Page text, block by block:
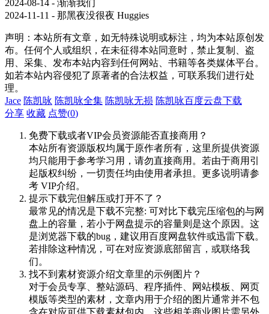
2024-08-14 - 渐渐我们
2024-11-11 - 那黑夜没很夜 Huggies
声明：本站所有文章，如无特殊说明或标注，均为本站原创发
布。任何个人或组织，在未征得本站同意时，禁止复制、盗
用、采集、发布本站内容到任何网站、书籍等各类媒体平台。
如若本站内容侵犯了原著者的合法权益，可联系我们进行处
理。
Jace 陈凯咏 陈凯咏全集 陈凯咏无损 陈凯咏百度云盘下载
分享 收藏 点赞(0)
免费下载或者VIP会员资源能否直接商用？
本站所有资源版权均属于原作者所有，这里所提供资源
均只能用于参考学习用，请勿直接商用。若由于商用引
起版权纠纷，一切责任均由使用者承担。更多说明请参
考 VIP介绍。
提示下载完但解压或打开不了？
最常见的情况是下载不完整: 可对比下载完压缩包的与网
盘上的容量，若小于网盘提示的容量则是这个原因。这
是浏览器下载的bug，建议用百度网盘软件或迅雷下载。
若排除这种情况，可在对应资源底部留言，或联络我
们。
找不到素材资源介绍文章里的示例图片？
对于会员专享、整站源码、程序插件、网站模板、网页
模版等类型的素材，文章内用于介绍的图片通常并不包
含在对应可供下载素材包内。这些相关商业图片需另外